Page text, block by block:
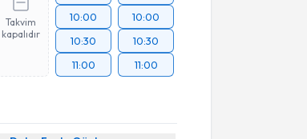
Takvim
kapalıdır
10:00
10:30
11:00
10:00
10:30
11:00